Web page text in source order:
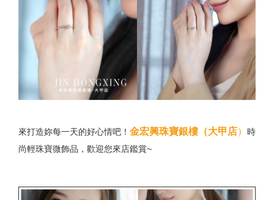
來打造妳每一天的好心情吧！ 金宏興珠寶銀樓（大甲店） 時
尚輕珠寶微飾品，歡迎您來店鑑賞~